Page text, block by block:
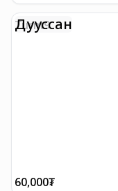
Дууссан
Turm9
60,000₮